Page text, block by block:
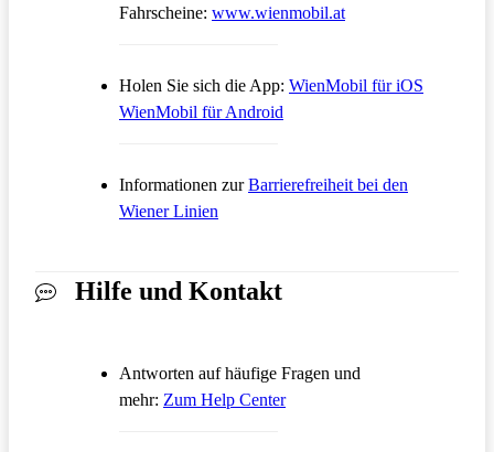
Fahrscheine: www.wienmobil.atÖffnet in einem
Holen Sie sich die App: WienMobil für iOS
WienMobil für Android
Informationen zurBarrierefreiheit bei den
Wiener Linien
Hilfe und Kontakt
Antworten auf häufige Fragen und
mehr: Zum Help CenterÖffnet in einem neuen Tab